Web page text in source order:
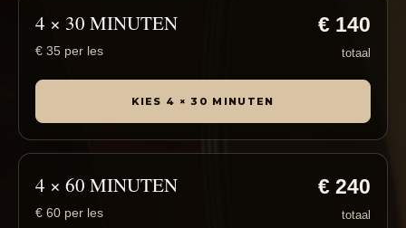
4 × 30 MINUTEN
€ 35 per les
€ 140
totaal
KIES 4 × 30 MINUTEN
4 × 60 MINUTEN
€ 60 per les
€ 240
totaal